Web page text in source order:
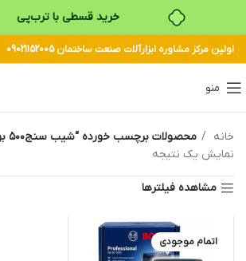
خرید قسطی با ترب‌پی
اولین مرکز مشاوره ابزارآلات صنعت ساختمان 09021152005
منو
خانه
محصولات برچسب خورده “شیب سنج۵۰۰ بوش”
نمایش یک نتیجه
مشاهده فیلترها
اتمام موجودی